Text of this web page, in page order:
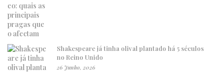
Shakespeare já tinha olival plantado há 5 séculos
no Reino Unido
26 Junho, 2026